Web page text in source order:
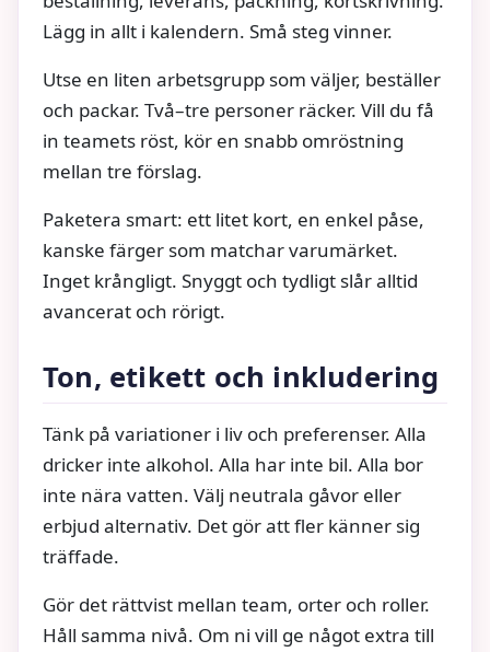
Lägg in allt i kalendern. Små steg vinner.
Utse en liten arbetsgrupp som väljer, beställer
och packar. Två–tre personer räcker. Vill du få
in teamets röst, kör en snabb omröstning
mellan tre förslag.
Paketera smart: ett litet kort, en enkel påse,
kanske färger som matchar varumärket.
Inget krångligt. Snyggt och tydligt slår alltid
avancerat och rörigt.
Ton, etikett och inkludering
Tänk på variationer i liv och preferenser. Alla
dricker inte alkohol. Alla har inte bil. Alla bor
inte nära vatten. Välj neutrala gåvor eller
erbjud alternativ. Det gör att fler känner sig
träffade.
Gör det rättvist mellan team, orter och roller.
Håll samma nivå. Om ni vill ge något extra till